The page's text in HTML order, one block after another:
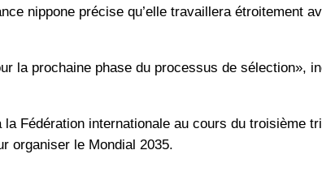
nippone précise qu’elle travaillera étroitement
la prochaine phase du processus de sélection»,
Fédération internationale au cours du troisième
organiser le Mondial 2035.